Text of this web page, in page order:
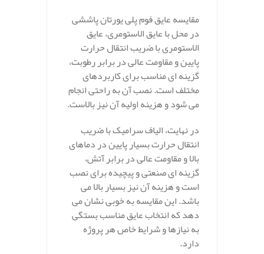
مقایسه عایق فوم پلی یورتان پاششی
در محل با عایق الاستومری، عایق
الاستومری با ضریب انتقال حرارت
پایین و مقاومت عالی در برابر رطوبت،
گزینه‌ ای مناسب برای کاربردهای
مختلف است. نصب آن به راحتی انجام
می‌ شود و هزینه اولیه آن نیز بالاست.
در نهایت، الیاف سرامیک با ضریب
انتقال حرارت بسیار پایین در دماهای
بالا و مقاومت عالی در برابر آتش،
گزینه‌ ای صنعتی و پیچیده برای نصب
است و هزینه آن نیز بسیار بالا می‌
باشد. این مقایسه به‌ خوبی نشان می‌
دهد که انتخاب عایق مناسب بستگی
به نیازها و شرایط خاص هر پروژه
دارد.